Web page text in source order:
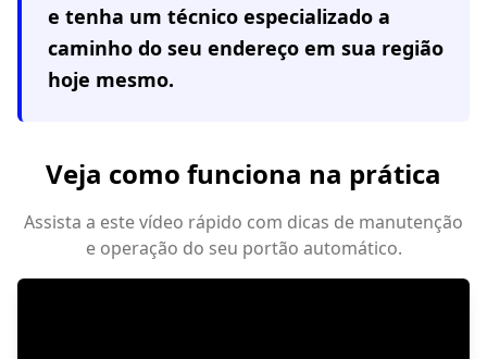
e tenha um técnico especializado a
caminho do seu endereço em sua região
hoje mesmo.
Veja como funciona na prática
Assista a este vídeo rápido com dicas de manutenção
e operação do seu portão automático.